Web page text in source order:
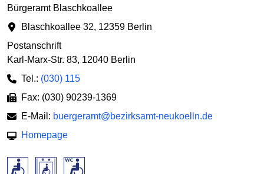
Bürgeramt Blaschkoallee
Blaschkoallee 32, 12359 Berlin
Postanschrift
Karl-Marx-Str. 83, 12040 Berlin
Tel.: (030) 115
Fax: (030) 90239-1369
E-Mail: buergeramt@bezirksamt-neukoelln.de
Homepage